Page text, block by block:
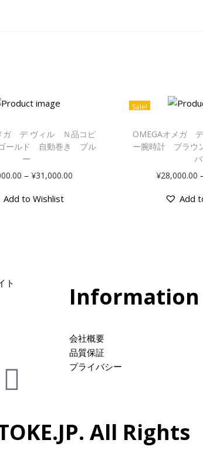
ガ デ ヴィル Ｎ品コピ
ールド 自動巻き ブル
ー
– ¥31,000.00
Add to Wishlist
Sale!
OMEGAオメガ
ー腕時計 ブラ
¥28,000.00
Add
Information
会社概要
品質保証
プライバシー
All Rights